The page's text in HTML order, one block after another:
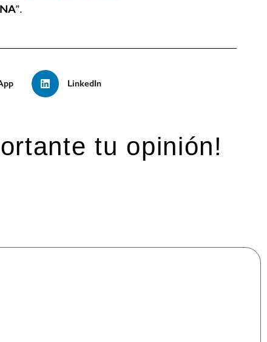
”.
LinkedIn
tu opinión!